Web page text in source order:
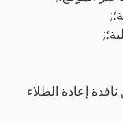
إعادة الطلاء